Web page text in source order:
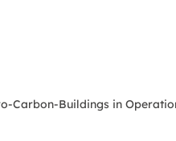
Carbon-Buildings in